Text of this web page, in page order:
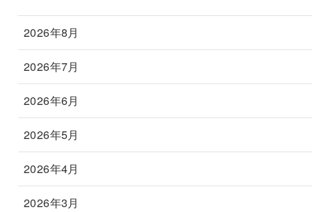
2026年8月
2026年7月
2026年6月
2026年5月
2026年4月
2026年3月